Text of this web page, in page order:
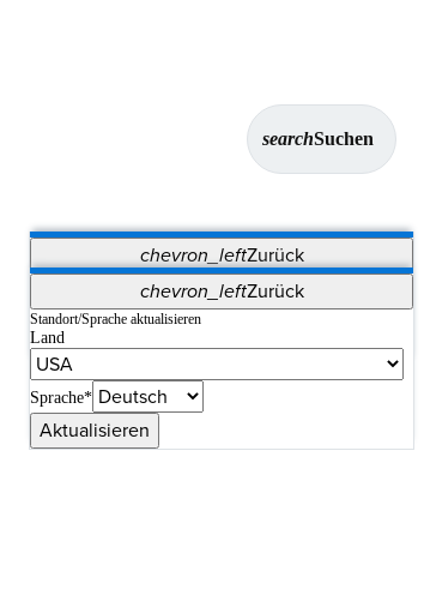
searchSuchen
chevron_leftZurück
Vet Systems OrthoPedia Patient
Supplier Portal
Synergy-Bildgebung und -Resektion
chevron_leftZurück
Standort/Sprache aktualisieren
Land
Sprache*
Aktualisieren